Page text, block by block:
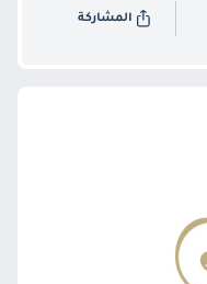
المشاركة